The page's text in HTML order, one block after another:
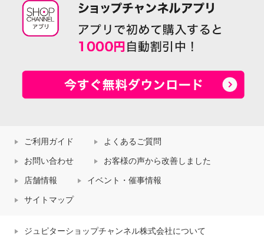
ご利用ガイド よくあるご質問
お問い合わせ お客様の声から改善しました
店舗情報 イベント・催事情報
サイトマップ
ジュピターショップチャンネル株式会社について